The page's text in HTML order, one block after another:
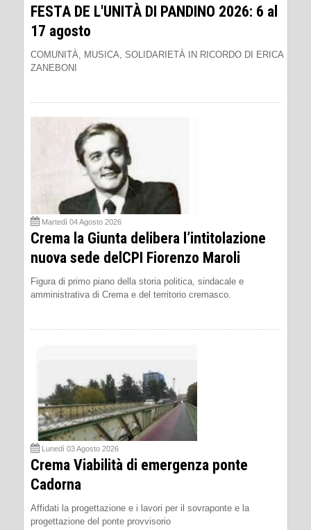
FESTA DE L'UNITÀ DI PANDINO 2026: 6 al
17 agosto
COMUNITÀ, MUSICA, SOLIDARIETÀ IN RICORDO DI ERICA
ZANEBONI
Martedì 04 Agosto 2026
Crema la Giunta delibera l’intitolazione
nuova sede delCPI Fiorenzo Maroli
Figura di primo piano della storia politica, sindacale e
amministrativa di Crema e del territorio cremasco.
Lunedì 03 Agosto 2026
Crema Viabilità di emergenza ponte
Cadorna
Affidati la progettazione e i lavori per il sovraponte e la
progettazione del ponte provvisorio